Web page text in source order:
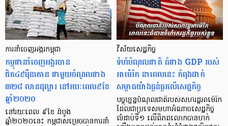
ការនាំចេញអង្ករកម្ពុជា
កម្ពុជានាំចេញអង្ករបាន
ជិត៤៩ម៉ឺនតោន ជាមួយចំណូលជាង
៣២៨ លានដុល្លារ នៅរយៈពេល៩ខែ
ឆ្នាំ២០២០
នៅរយៈពេល ៩ខែ ដំបូង
ឆ្នាំ២០២០នេះ កម្ពុជាសម្រេចបានការនាំ
វិស័យសេដ្ឋកិច្ច
​ទំហំបំណុលជាតិ ធំជាង GDP របស់
អាម៉េរិក នាពេល​នេះ កំពុងដាក់
សម្ពាធយ៉ាងធ្ងន់ធ្ងរលើសេដ្ឋកិច្ច
​បច្ចុប្បន្នបំណុលជាតិរបស់សហរដ្ឋអាម៉េរិក
ដែលជាប្រទេសមហាអំណាចសេដ្ឋកិច្ច
លំដាប់ទី១ លើពិភពលោកបានហក់